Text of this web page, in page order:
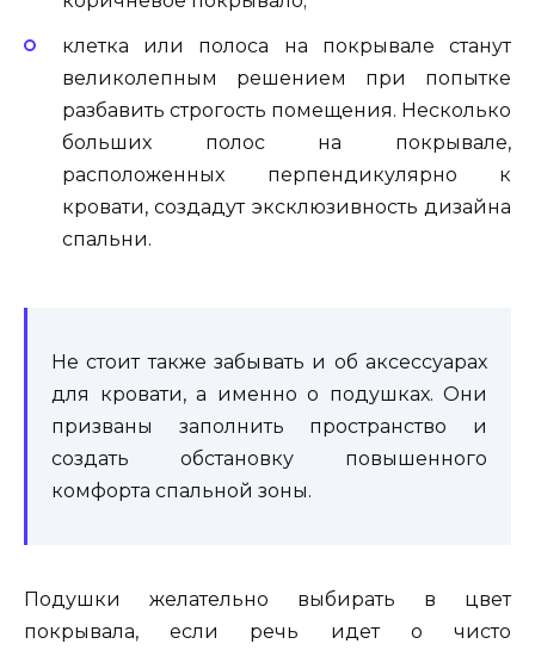
клетка или полоса на покрывале станут
великолепным решением при попытке
разбавить строгость помещения. Несколько
больших полос на покрывале,
расположенных перпендикулярно к
кровати, создадут эксклюзивность дизайна
спальни.
Не стоит также забывать и об аксессуарах
для кровати, а именно о подушках. Они
призваны заполнить пространство и
создать обстановку повышенного
комфорта спальной зоны.
Подушки желательно выбирать в цвет
покрывала, если речь идет о чисто